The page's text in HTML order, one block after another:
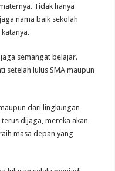
Tidak hanya
nama baik sekolah
semangat belajar.
setelah lulus SMA maupun
dari lingkungan
dijaga, mereka akan
masa depan yang